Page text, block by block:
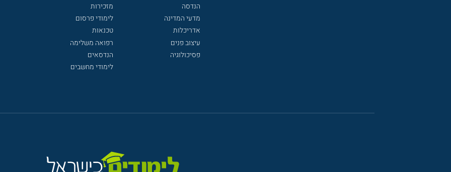
הנדסה
מדעי המדינה
אדריכלות
עיצוב פנים
פסיכולוגיה
מזכירות
לימודי פרסום
טכנאות
רפואה משלימה
הנדסאים
לימודי מחשבים